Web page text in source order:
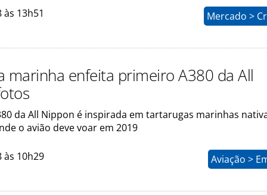
13h51 Mercado >
marinha enfeita primeiro A380 da All
da All Nippon é inspirada em tartarugas marinhas
o avião deve voar em 2019
às 10h29 Aviação >